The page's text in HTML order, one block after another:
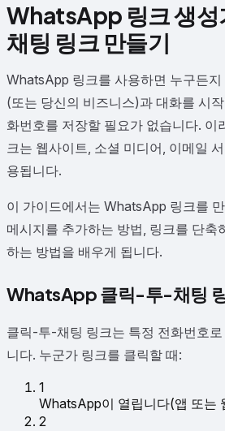
WhatsApp 링크 생
채팅 링크 만들기
WhatsApp 링크를 사용하면 누구든지
(또는 당신의 비즈니스)과 대화를 시
화번호를 저장할 필요가 없습니다.
크는 웹사이트, 소셜 미디어, 이메일
용됩니다.
이 가이드에서는 WhatsApp 링크를
메시지를 추가하는 방법, 링크를 단축
하는 방법을 배우게 됩니다.
WhatsApp 클릭-투-채팅
클릭-투-채팅 링크는 특정 전화번호
니다. 누군가 링크를 클릭할 때:
1
WhatsApp이 열립니다(앱 또는
2